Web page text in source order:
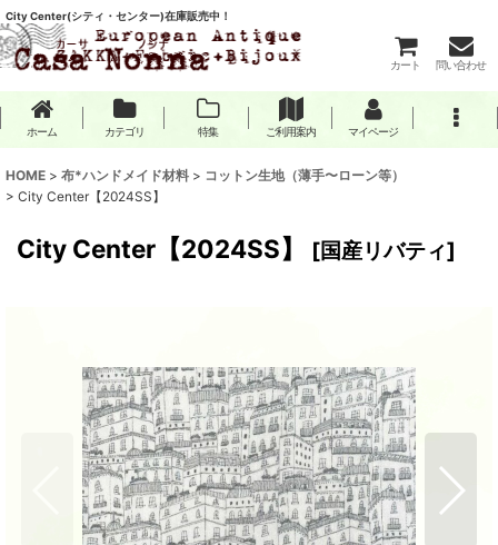
City Center(シティ・センター)在庫販売中！
カート 問い合わせ
ホーム カテゴリ 特集 ご利用案内 マイページ
HOME > 布*ハンドメイド材料 > コットン生地（薄手〜ローン等）
> City Center【2024SS】
City Center【2024SS】 [国産リバティ]